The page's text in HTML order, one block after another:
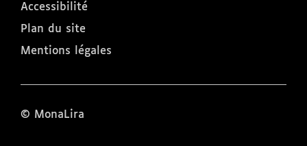
Accessibilité
Plan du site
Mentions légales
© MonaLira